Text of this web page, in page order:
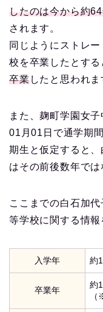
したのは今から約
されます。
同じようにストレ
校を卒業したとする
卒業したと思われま
また、麹町学園女
01月01日で通学期
期生と仮定すると、
はその前後数年では
ここまでの白石加
等学校に関する情報
入学年 約
卒業年
約